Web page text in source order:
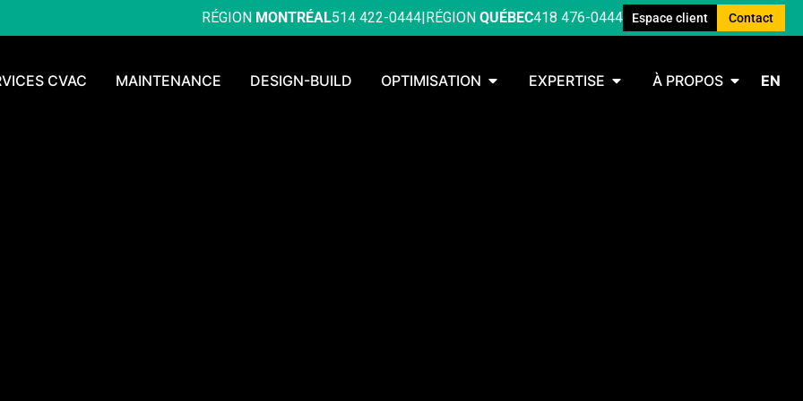
RÉGION MONTRÉAL514 422-0444|RÉGION QUÉBEC418 476-0444 Espace client Contact
CVAC MAINTENANCE DESIGN-BUILD OPTIMISATION EXPERTISE À PROPOS EN